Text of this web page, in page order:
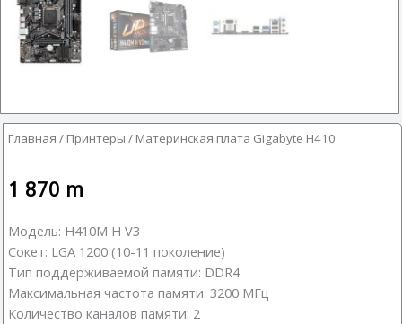
Главная / Принтеры / Материнская плата Gigabyte H410
1 870 m
Модель: H410M H V3
Сокет: LGA 1200 (10-11 поколение)
Тип поддерживаемой памяти: DDR4
Максимальная частота памяти: 3200 МГц
Количество каналов памяти: 2